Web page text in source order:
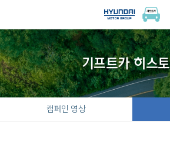
기프트카 히스
캠페인 영상